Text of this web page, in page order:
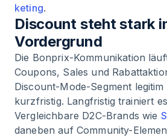
keting.
Discount steht stark
Vordergrund
Die Bonprix-Kommunikation
Coupons, Sales und
Discount-Mode-Segment
kurzfristig. Langfristig trainiert
Vergleichbare D2C-Brands wie
daneben auf Community-